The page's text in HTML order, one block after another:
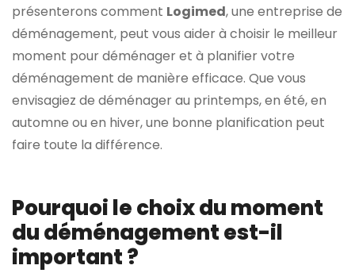
présenterons comment Logimed, une entreprise de
déménagement, peut vous aider à choisir le meilleur
moment pour déménager et à planifier votre
déménagement de manière efficace. Que vous
envisagiez de déménager au printemps, en été, en
automne ou en hiver, une bonne planification peut
faire toute la différence.
Pourquoi le choix du moment
du déménagement est-il
important ?